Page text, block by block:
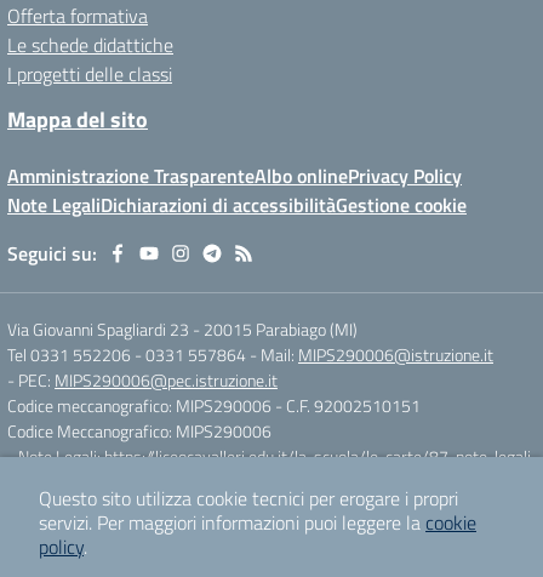
Offerta formativa
Le schede didattiche
I progetti delle classi
Mappa del sito
Amministrazione TrasparenteAlbo onlinePrivacy Policy
Note LegaliDichiarazioni di accessibilitàGestione cookie
Seguici su:
Via Giovanni Spagliardi 23 - 20015 Parabiago (MI)
Tel 0331 552206 - 0331 557864- Mail: MIPS290006@istruzione.it
- PEC: MIPS290006@pec.istruzione.it
Codice meccanografico: MIPS290006 - C.F. 92002510151
Codice Meccanografico: MIPS290006
- Note Legali:https://liceocavalleri.edu.it/la-scuola/le-carte/87-note-legali
Concept & Design by
Designers Italia
Questo sito utilizza cookie tecnici per erogare i propri
servizi. Per maggiori informazioni puoi leggere la cookie
policy.